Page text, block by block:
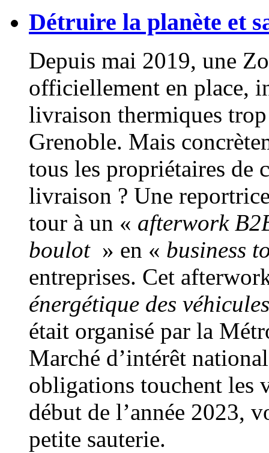
Détruire la planète et
Depuis mai 2019, une
officiellement en place,
livraison thermiques
Grenoble. Mais
tous les propriétaires de
livraison ? Une
tour à un « afterwork
boulot » en « business
entreprises. Cet
énergétique des
était organisé par la
Marché d’intérêt
obligations touchent les
début de l’année 2023,
petite sauterie.